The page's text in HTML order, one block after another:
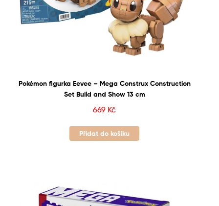
Pokémon figurka Eevee – Mega Construx Construction
Set Build and Show 13 cm
669 Kč
Přidat do košíku